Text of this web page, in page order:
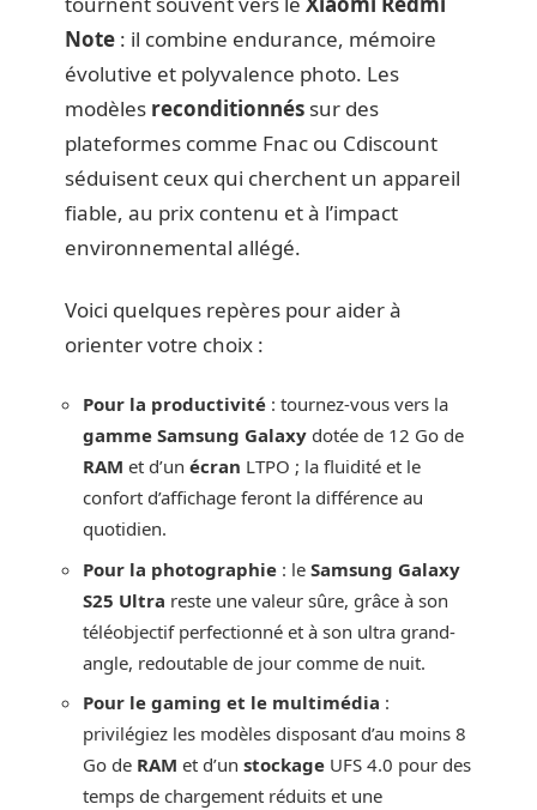
Note : il combine endurance, mémoire
évolutive et polyvalence photo. Les
modèles reconditionnés sur des
plateformes comme Fnac ou Cdiscount
séduisent ceux qui cherchent un appareil
fiable, au prix contenu et à l’impact
environnemental allégé.
Voici quelques repères pour aider à
orienter votre choix :
Pour la productivité : tournez-vous vers la
gamme Samsung Galaxy dotée de 12 Go de
RAM et d’un écran LTPO ; la fluidité et le
confort d’affichage feront la différence au
quotidien.
Pour la photographie : le Samsung Galaxy
S25 Ultra reste une valeur sûre, grâce à son
téléobjectif perfectionné et à son ultra grand-
angle, redoutable de jour comme de nuit.
Pour le gaming et le multimédia :
privilégiez les modèles disposant d’au moins 8
Go de RAM et d’un stockage UFS 4.0 pour des
temps de chargement réduits et une